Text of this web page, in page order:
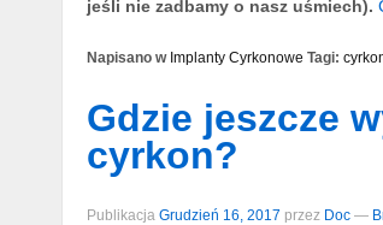
jeśli nie zadbamy o nasz uśmiech).
Napisano w Implanty Cyrkonowe Tagi:
Gdzie jeszcze
cyrkon?
Publikacja Grudzień 16, 2017 przez Doc —